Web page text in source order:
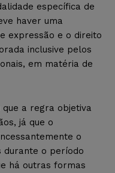
específica de
haver uma
expressão e o direito
inclusive pelos
em matéria de
que a regra objetiva
já que o
o
durante o período
há outras formas